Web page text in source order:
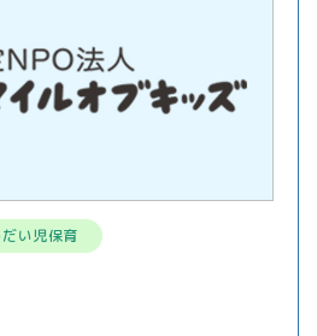
い児保育